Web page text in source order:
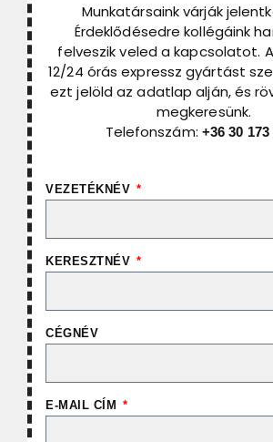
Munkatársaink várják
Érdeklődésedre kollégáink
felveszik veled a kapcsolatot.
12/24 órás expressz gyártást
ezt jelöld az adatlap alján, és
megkeresünk.
Telefonszám: +36 30 173
VEZETÉKNÉV
KERESZTNÉV
CÉGNÉV
E-MAIL CÍM